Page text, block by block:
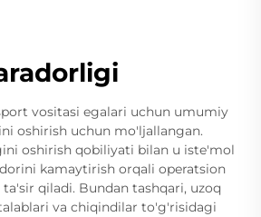
vositasi egalari uchun umumiy
oshirish uchun mo'ljallangan.
oshirish qobiliyati bilan u iste'mol
kamaytirish orqali operatsion
qiladi. Bundan tashqari, uzoq
va chiqindilar to'g'risidagi